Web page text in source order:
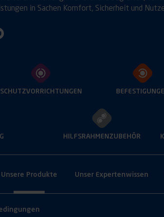
in Sachen Komfort, Sicherheit und
SCHUTZVORRICHTUNGEN
HILFSRAHMENZUBEHÖR
Unsere Produkte Unser Expertenwissen